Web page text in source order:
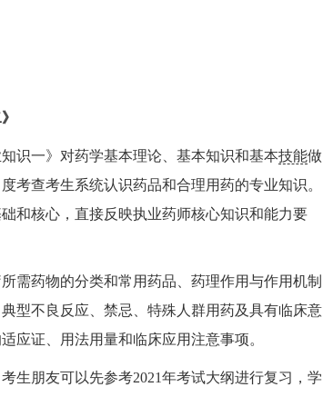
识一》对药学基本理论、基本知识和基本技能做
考查考生系统认识药品和合理用药的专业知识。
和核心，直接反映执业药师核心知识和能力要
需药物的分类和常用药品、药理作用与作用机制
型不良反应、禁忌、特殊人群用药及具有临床意
应证、用法用量和临床应用注意事项。
生朋友可以先参考2021年考试大纲进行复习，学